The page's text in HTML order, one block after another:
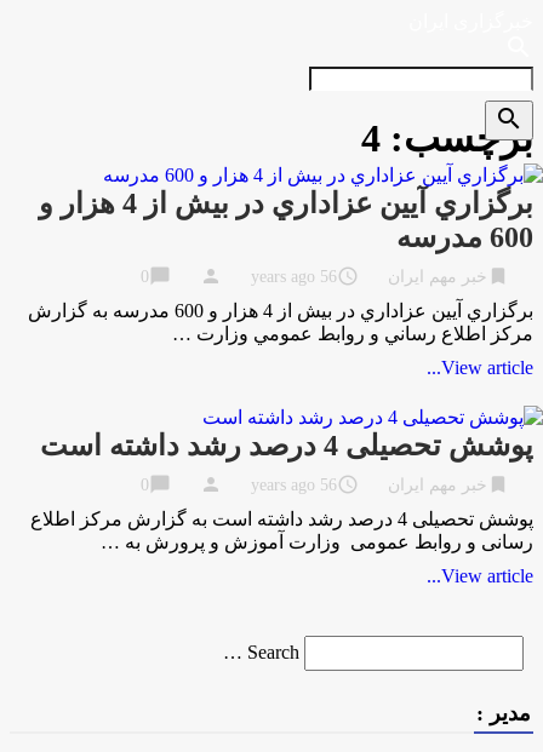
برچسب: 4
برگزاري آيين عزاداري در بیش از 4 هزار و
600 مدرسه
خبر مهم ایران access_time
56 years ago
person
chat_bubble
برگزاري آيين عزاداري در بیش از 4 هزار و 600 مدرسه به گزارش
مركز اطلاع رساني و روابط عمومي وزارت …
View article...
پوشش تحصیلی 4 درصد رشد داشته است
خبر مهم ایران access_time
56 years ago
person
chat_bubble
پوشش تحصیلی 4 درصد رشد داشته است به گزارش مركز اطلاع
رسانی و روابط عمومی وزارت آموزش و پرورش به …
View article...
for
Search …
search
مدیر :